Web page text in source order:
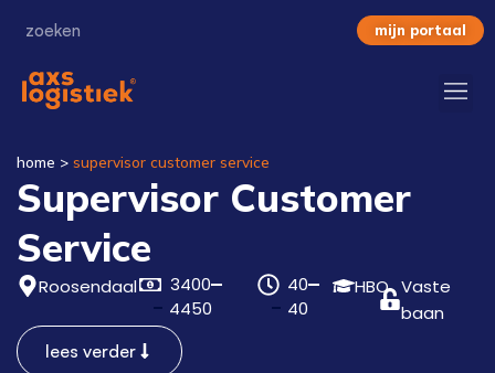
mijn portaal
home > supervisor customer service
Supervisor Customer
Service
Roosendaal
3400
4450
40
40
HBO Vaste
baan
lees verder